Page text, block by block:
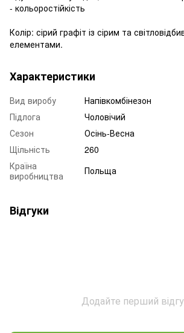
- кольоростійкість
Колір: сірий графіт із сірим та
елементами.
Характеристики
Вид виробу
Напівкомбінезон
Підлога
Чоловічий
Сезон
Осінь-Весна
Щільність
260
Країна
виробництва
Польща
Відгуки
Додайте перший